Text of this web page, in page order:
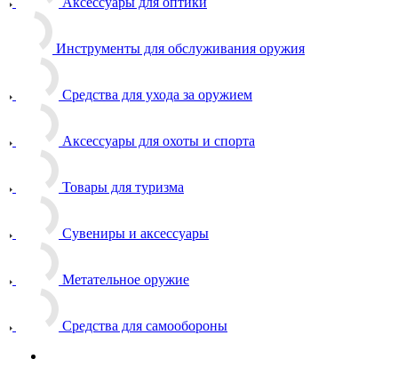
Инструменты для обслуживания оружия
Средства для ухода за оружием
Аксессуары для охоты и спорта
Товары для туризма
Сувениры и аксессуары
Метательное оружие
Средства для самообороны